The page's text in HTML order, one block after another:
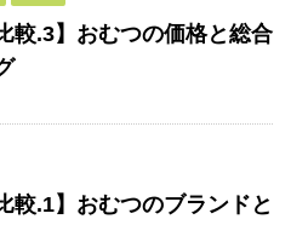
較.3】おむつの価格と総合
較.1】おむつのブランドと